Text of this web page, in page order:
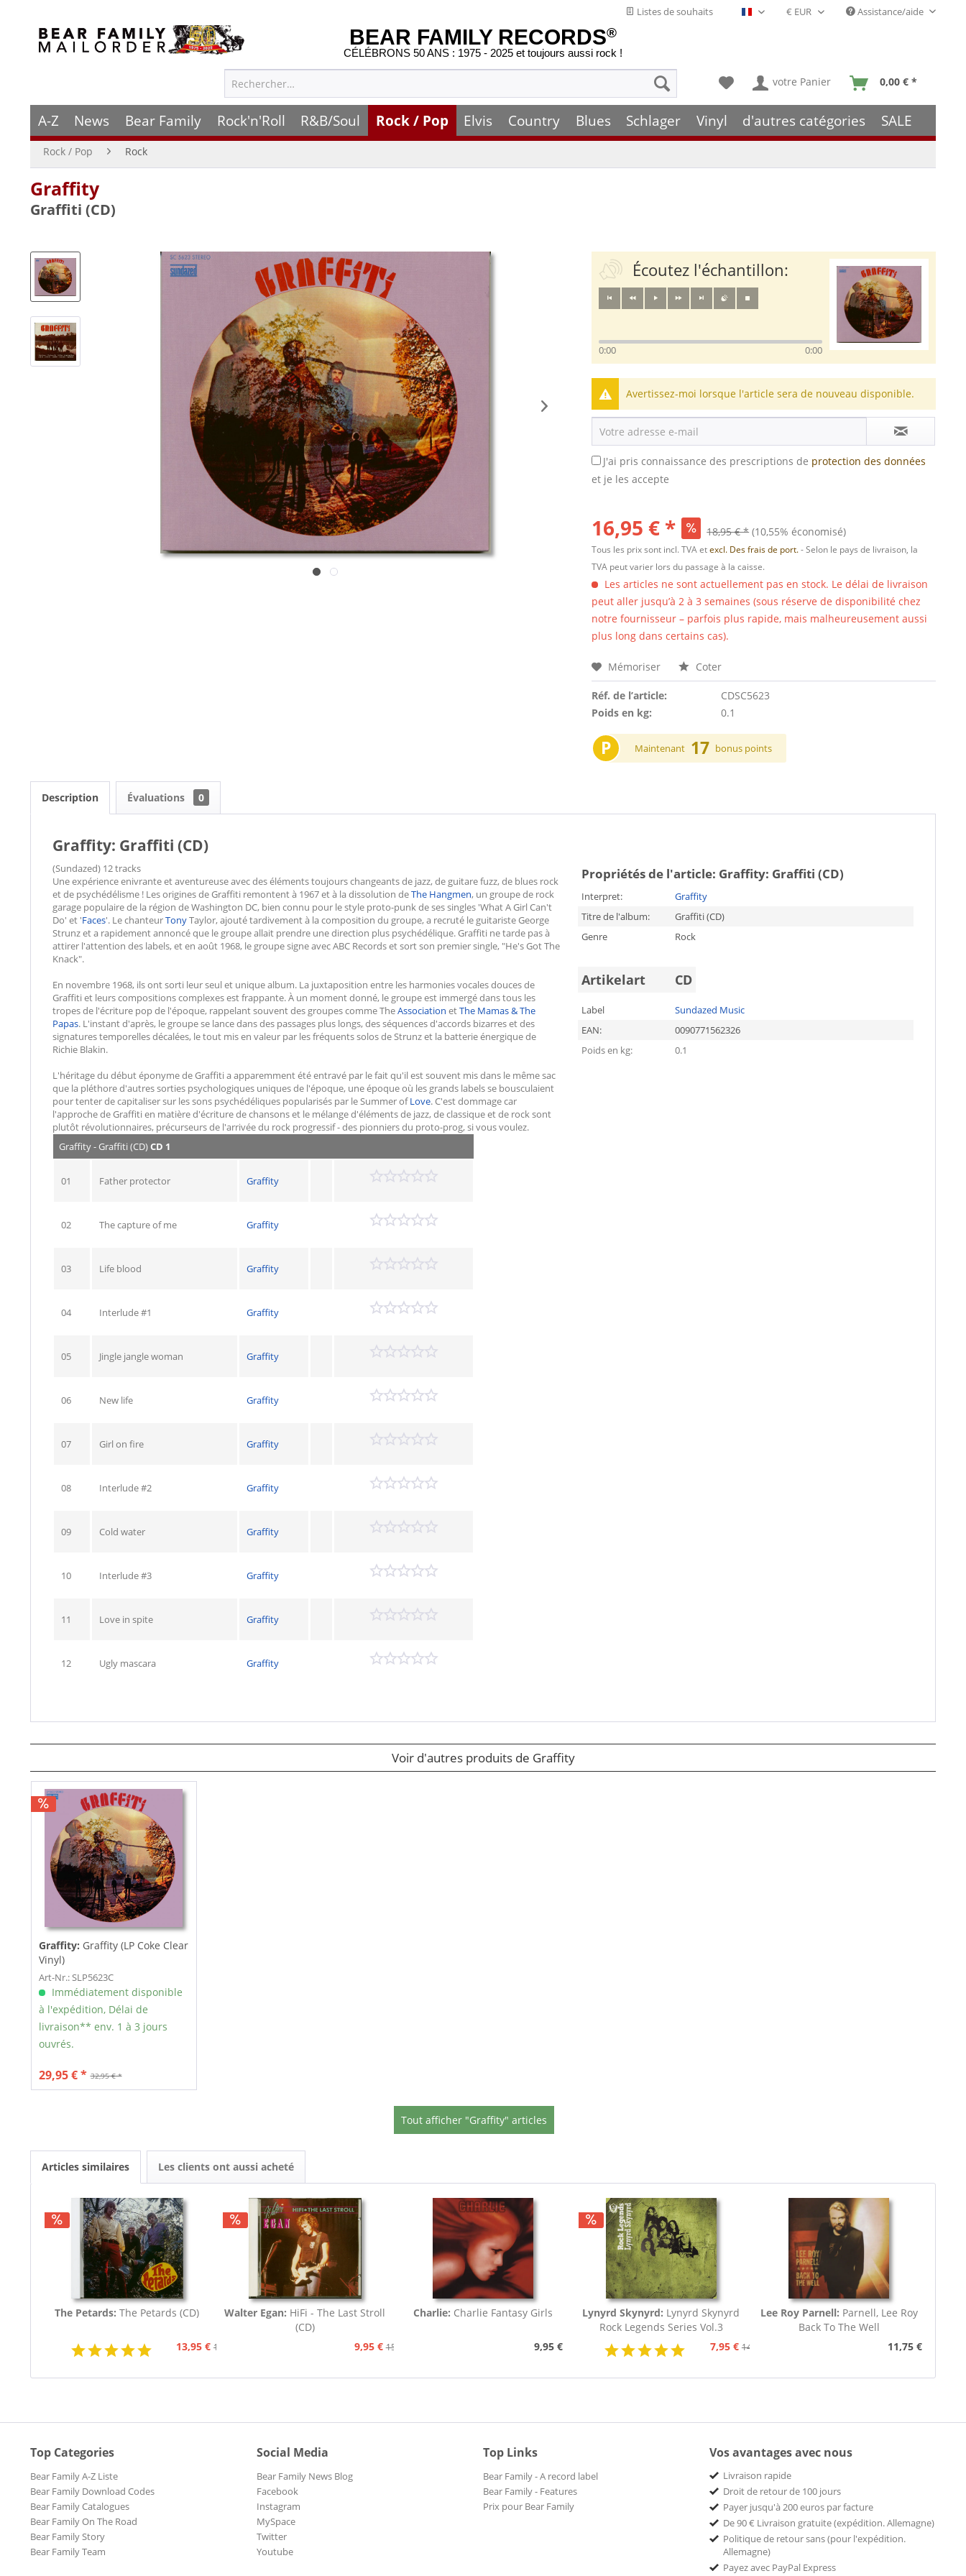
Listes de souhaits Français- FR Assistance/aide
BEAR FAMILY RECORDS®
CÉLÉBRONS 50 ANS : 1975 - 2025 et toujours aussi rock !
votre Panier 0,00 € *
A-Z News Bear Family Rock'n'Roll R&B/Soul Rock / Pop Elvis Country Blues Schlager Vinyl d'autres catégories SALE
Rock / Pop Rock
Graffity
Graffiti (CD)
Écoutez l'échantillon:
0:00 0:00
Avertissez-moi lorsque l'article sera de nouveau disponible.
J'ai pris connaissance des prescriptions de protection des données
et je les accepte
16,95 € * 18,95 € * (10,55% économisé)
Tous les prix sont incl. TVA etexcl. Des frais de port.- Selon le pays de livraison, la
TVA peut varier lors du passage à la caisse.
Les articles ne sont actuellement pas en stock. Le délai de livraison
peut aller jusqu’à 2 à 3 semaines (sous réserve de disponibilité chez
notre fournisseur – parfois plus rapide, mais malheureusement aussi
plus long dans certains cas).
Mémoriser Coter
Réf. de l’article:
CDSC5623
Poids en kg:
0.1
P Maintenant 17 bonus points
Description Évaluations 0
Graffity: Graffiti (CD)
(Sundazed) 12 tracks
Une expérience enivrante et aventureuse avec des éléments toujours changeants de jazz, de guitare fuzz, de blues rock
et de psychédélisme ! Les origines de Graffiti remontent à 1967 et à la dissolution deThe Hangmen, un groupe de rock
garage populaire de la région de Washington DC, bien connu pour le style proto-punk de ses singles 'What A Girl Can't
Do' et 'Faces'. Le chanteurTonyTaylor, ajouté tardivement à la composition du groupe, a recruté le guitariste George
Strunz et a rapidement annoncé que le groupe allait prendre une direction plus psychédélique. Graffiti ne tarde pas à
attirer l'attention des labels, et en août 1968, le groupe signe avec ABC Records et sort son premier single, "He's Got The
Knack".
En novembre 1968, ils ont sorti leur seul et unique album. La juxtaposition entre les harmonies vocales douces de
Graffiti et leurs compositions complexes est frappante. À un moment donné, le groupe est immergé dans tous les
tropes de l'écriture pop de l'époque, rappelant souvent des groupes comme TheAssociation etThe Mamas & The
Papas. L'instant d'après, le groupe se lance dans des passages plus longs, des séquences d'accords bizarres et des
signatures temporelles décalées, le tout mis en valeur par les fréquents solos de Strunz et la batterie énergique de
Richie Blakin.
L'héritage du début éponyme de Graffiti a apparemment été entravé par le fait qu'il est souvent mis dans le même sac
que la pléthore d'autres sorties psychologiques uniques de l'époque, une époque où les grands labels se bousculaient
pour tenter de capitaliser sur les sons psychédéliques popularisés par le Summer ofLove. C'est dommage car
l'approche de Graffiti en matière d'écriture de chansons et le mélange d'éléments de jazz, de classique et de rock sont
plutôt révolutionnaires, précurseurs de l'arrivée du rock progressif - des pionniers du proto-prog, si vous voulez.
Propriétés de l'article: Graffity: Graffiti (CD)
Interpret:
Graffity
Titre de l'album:
Graffiti (CD)
Genre
Rock
Artikelart CD
Label
Sundazed Music
EAN:
0090771562326
Poids en kg:
0.1
Graffity - Graffiti (CD)CD 1
01 Father protector Graffity
02 The capture of me Graffity
03 Life blood Graffity
04 Interlude #1 Graffity
05 Jingle jangle woman Graffity
06 New life Graffity
07 Girl on fire Graffity
08 Interlude #2 Graffity
09 Cold water Graffity
10 Interlude #3 Graffity
11 Love in spite Graffity
12 Ugly mascara Graffity
Voir d'autres produits de Graffity
Graffity: Graffity (LP Coke Clear
Vinyl)
Art-Nr.: SLP5623C
Immédiatement disponible
à l'expédition, Délai de
livraison** env. 1 à 3 jours
ouvrés.
32,95 € *
29,95 € *
Tout afficher "Graffity" articles
Articles similaires Les clients ont aussi acheté
The Petards:The Petards (CD)
13,95 € 15,95 €
Walter Egan: HiFi - The Last Stroll
(CD)
9,95 € 15,95 €
Charlie: Charlie Fantasy Girls
9,95 €
Lynyrd Skynyrd: Lynyrd Skynyrd
Rock Legends Series Vol.3
7,95 € 14,95 €
Lee Roy Parnell: Parnell, Lee Roy
Back To The Well
11,75 €
Top Categories
Bear Family A-Z Liste
Bear Family Download Codes
Bear Family Catalogues
Bear Family On The Road
Bear Family Story
Bear Family Team
Social Media
Bear Family News Blog
Facebook
Instagram
MySpace
Twitter
Youtube
Top Links
Bear Family - A record label
Bear Family - Features
Prix pour Bear Family
Vos avantages avec nous
Livraison rapide
Droit de retour de 100 jours
Payer jusqu'à 200 euros par facture
De 90 € Livraison gratuite (expédition. Allemagne)
Politique de retour sans (pour l'expédition.
Allemagne)
Payez avec PayPal Express